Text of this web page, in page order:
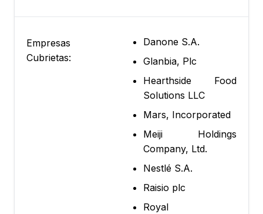
Empresas
Cubrietas:
Danone S.A.
Glanbia, Plc
Hearthside Food
Solutions LLC
Mars, Incorporated
Meiji Holdings
Company, Ltd.
Nestlé S.A.
Raisio plc
Royal